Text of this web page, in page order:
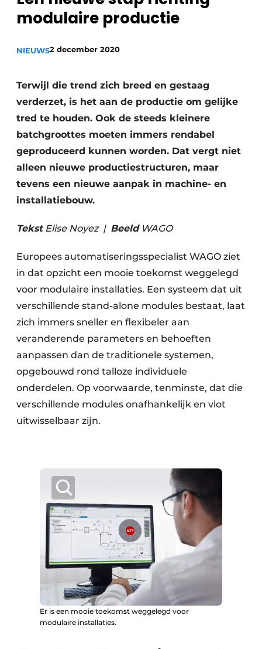
Privacy / Cookie statement
Vacatures
modulaire productie
NIEUWS2 december 2020
Terwijl die trend zich breed en gestaag
verderzet, is het aan de productie om gelijke
tred te houden. Ook de steeds kleinere
batchgroottes moeten immers rendabel
geproduceerd kunnen worden. Dat vergt niet
alleen nieuwe productiestructuren, maar
tevens een nieuwe aanpak in machine- en
installatiebouw.
TekstElise Noyez | BeeldWAGO
Europees automatiseringsspecialist WAGO ziet
in dat opzicht een mooie toekomst weggelegd
voor modulaire installaties. Een systeem dat uit
verschillende stand-alone modules bestaat, laat
zich immers sneller en flexibeler aan
veranderende parameters en behoeften
aanpassen dan de traditionele systemen,
opgebouwd rond talloze individuele
onderdelen. Op voorwaarde, tenminste, dat die
verschillende modules onafhankelijk en vlot
uitwisselbaar zijn.
Er is een mooie toekomst weggelegd voor
modulaire installaties.